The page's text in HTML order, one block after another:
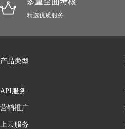
精选优质服务
产品类型
API服务
营销推广
上云服务